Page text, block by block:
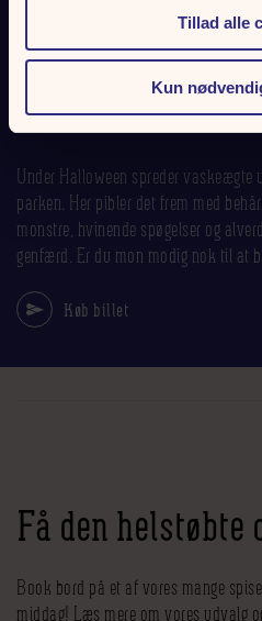
Tillad alle
Kun
HALLOWEEN I
UHYGGELIG UHYGGE
Under Halloween spreder vaskeægte
parken. Her pibler det frem med
monstre, hvinende spøgelser og
genfærd. Er du mon modig nok til at
Køb billet
Få den helstøbte
Book bord på et af vores mange
middag! Læs mere om vores udvalg